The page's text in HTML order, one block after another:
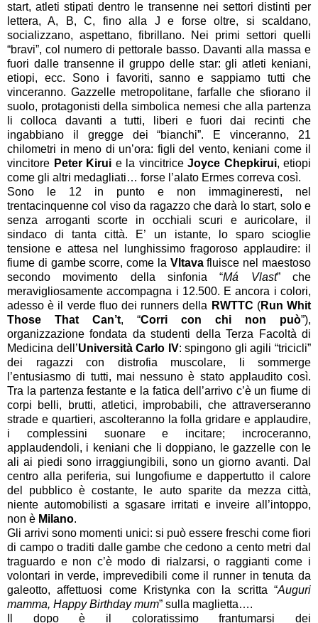
start, atleti stipati dentro le transenne nei settori distinti per
lettera, A, B, C, fino alla J e forse oltre, si scaldano,
socializzano, aspettano, fibrillano. Nei primi settori quelli
“bravi”, col numero di pettorale basso. Davanti alla massa e
fuori dalle transenne il gruppo delle star: gli atleti keniani,
etiopi, ecc. Sono i favoriti, sanno e sappiamo tutti che
vinceranno. Gazzelle metropolitane, farfalle che sfiorano il
suolo, protagonisti della simbolica nemesi che alla partenza
li colloca davanti a tutti, liberi e fuori dai recinti che
ingabbiano il gregge dei “bianchi”. E vinceranno, 21
chilometri in meno di un’ora: figli del vento, keniani come il
vincitore Peter Kirui e la vincitrice Joyce Chepkirui, etiopi
come gli altri medagliati… forse l’alato Ermes correva così.
Sono le 12 in punto e non immagineresti, nel
trentacinquenne col viso da ragazzo che darà lo start, solo e
senza arroganti scorte in occhiali scuri e auricolare, il
sindaco di tanta città. E’ un istante, lo sparo scioglie
tensione e attesa nel lunghissimo fragoroso applaudire: il
fiume di gambe scorre, come la Vltavafluisce nel maestoso
secondo movimento della sinfonia “Má Vlast” che
meravigliosamente accompagna i 12.500. E ancora i colori,
adesso è il verde fluo dei runners della RWTTC (Run Whit
Those That Can’t, “Corri con chi non può”),
organizzazione fondata da studenti della Terza Facoltà di
Medicina dell’Università Carlo IV: spingono gli agili “tricicli”
dei ragazzi con distrofia muscolare, li sommerge
l’entusiasmo di tutti, mai nessuno è stato applaudito così.
Tra la partenza festante e la fatica dell’arrivo c’è un fiume di
corpi belli, brutti, atletici, improbabili, che attraverseranno
strade e quartieri, ascolteranno la folla gridare e applaudire,
i complessini suonare e incitare; incroceranno,
applaudendoli, i keniani che li doppiano, le gazzelle con le
ali ai piedi sono irraggiungibili, sono un giorno avanti. Dal
centro alla periferia, sui lungofiume e dappertutto il calore
del pubblico è costante, le auto sparite da mezza città,
niente automobilisti a sgasare irritati e inveire all’intoppo,
non è Milano.
Gli arrivi sono momenti unici: si può essere freschi come fiori
di campo o traditi dalle gambe che cedono a cento metri dal
traguardo e non c’è modo di rialzarsi, o raggianti come i
volontari in verde, imprevedibili come il runner in tenuta da
galeotto, affettuosi come Kristynka con la scritta “Auguri
mamma, Happy Birthday mum” sulla maglietta….
Il dopo è il coloratissimo frantumarsi dei